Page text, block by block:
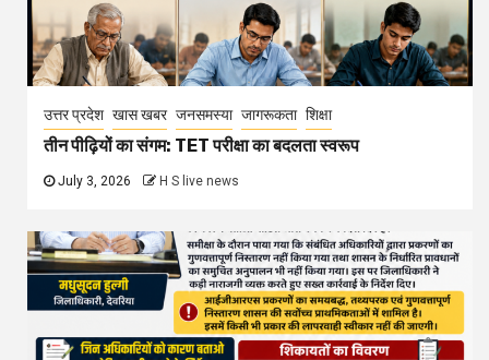
उत्तर प्रदेश खास खबर जनसमस्या जागरूकता शिक्षा
तीन पीढ़ियों का संगम: TET परीक्षा का बदलता स्वरूप
July 3, 2026 H S live news